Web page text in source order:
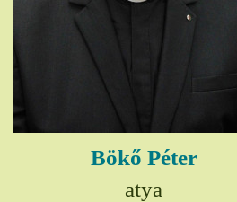
Bökő Péter
atya